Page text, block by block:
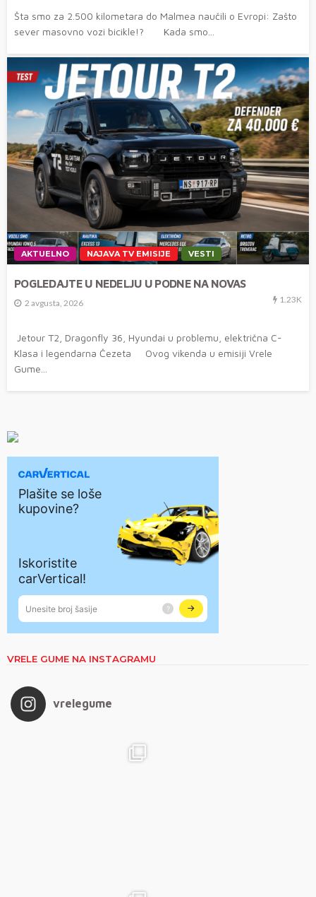
Šta smo za 2.500 kilometara do Malmea naučili o Evropi: Zašto
sever masovno vozi bicikle!? Kada smo...
AKTUELNO NAJAVA TV EMISIJE VESTI
POGLEDAJTE U NEDELJU U PODNE NA NOVAS
2 avgusta, 2026 1.23K
Jetour T2, Dragonfly 36, Hyundai u problemu, električna C-
Klasa i legendarna Čezeta Ovog vikenda u emisiji Vrele
Gume...
VRELE GUME NA INSTAGRAMU
vrelegume